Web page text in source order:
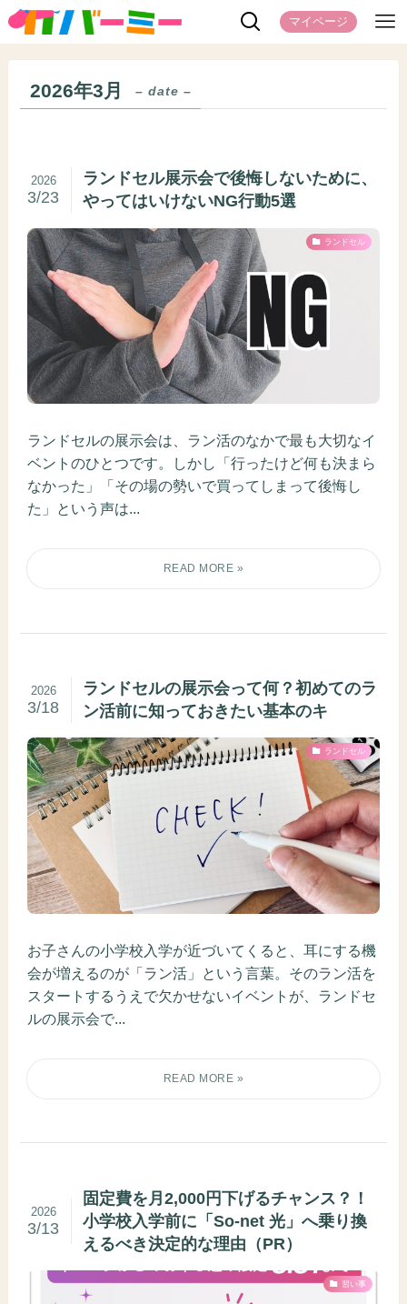
マイページ
2026年3月 – date –
ランドセル展示会で後悔しないために、
やってはいけないNG行動5選
2026
3/23
ランドセル
ランドセルの展示会は、ラン活のなかで最も大切なイ
ベントのひとつです。しかし「行ったけど何も決まら
なかった」「その場の勢いで買ってしまって後悔し
た」という声は...
ランドセルの展示会って何？初めてのラ
ン活前に知っておきたい基本のキ
2026
3/18
ランドセル
お子さんの小学校入学が近づいてくると、耳にする機
会が増えるのが「ラン活」という言葉。そのラン活を
スタートするうえで欠かせないイベントが、ランドセ
ルの展示会で...
固定費を月2,000円下げるチャンス？！
小学校入学前に「So-net 光」へ乗り換
えるべき決定的な理由（PR）
2026
3/13
習い事